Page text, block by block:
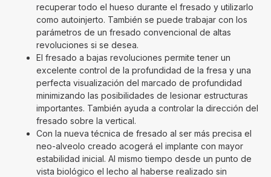
recuperar todo el hueso durante el fresado y utilizarlo
como autoinjerto. También se puede trabajar con los
parámetros de un fresado convencional de altas
revoluciones si se desea.
El fresado a bajas revoluciones permite tener un
excelente control de la profundidad de la fresa y una
perfecta visualización del marcado de profundidad
minimizando las posibilidades de lesionar estructuras
importantes. También ayuda a controlar la dirección del
fresado sobre la vertical.
Con la nueva técnica de fresado al ser más precisa el
neo-alveolo creado acogerá el implante con mayor
estabilidad inicial. Al mismo tiempo desde un punto de
vista biológico el lecho al haberse realizado sin